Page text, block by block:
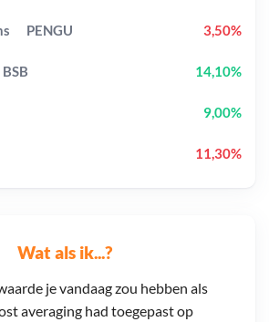
Wat als ik...?
je vandaag zou hebben als
averaging had toegepast op
PENGU 3,50%
BSB 14,10%
9,00%
11,30%